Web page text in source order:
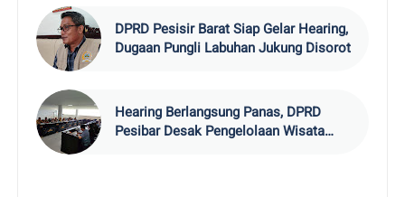
DPRD Pesisir Barat Siap Gelar Hearing,
Dugaan Pungli Labuhan Jukung Disorot
Hearing Berlangsung Panas, DPRD
Pesibar Desak Pengelolaan Wisata